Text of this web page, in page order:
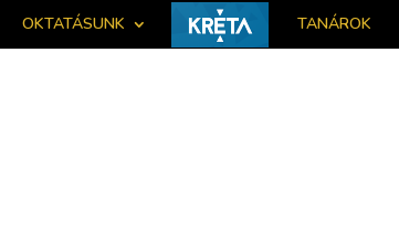
OKTATÁSUNK TANÁROK